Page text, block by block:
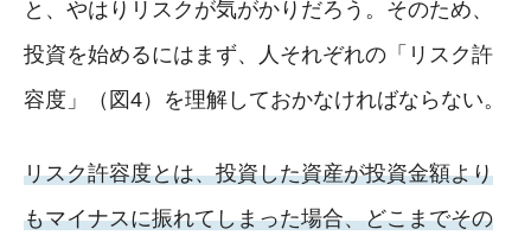
と、やはりリスクが気がかりだろう。そのため、
投資を始めるにはまず、人それぞれの「リスク許
容度」（図4）を理解しておかなければならない。
リスク許容度とは、投資した資産が投資金額より
もマイナスに振れてしまった場合、どこまでその